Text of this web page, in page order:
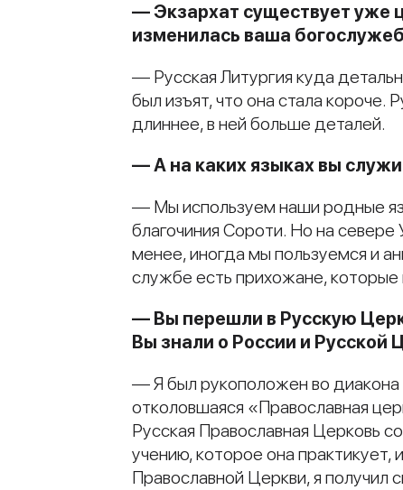
— Экзархат существует уже
изменилась ваша
— Русская Литургия куда
был изъят, что она стала
длиннее, в ней больше деталей.
— А на каких языках вы
— Мы используем наши родные
благочиния Сороти. Но на
менее, иногда мы пользуемся и
службе есть прихожане, которые
— Вы перешли в Русскую
Вы знали о России и Русской
— Я был рукоположен во диакона
отколовшаяся «Православная
Русская Православная Церковь
учению, которое она
Православной Церкви, я получил